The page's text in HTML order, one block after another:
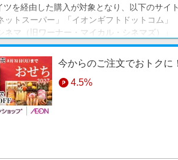
を経由した購入が対象となり、以下のサイ
ットスーパー」「イオンギフトドットコム
ネマ（旧ワーナー・マイカル・シネマズ）
ン」「イオンバイク」「AEON de WINE」「
今からのご注文でおトクに
4.5%